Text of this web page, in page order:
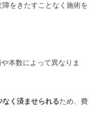
をきたすことなく施術を
本数によって異なりま
く済ませられるため、費